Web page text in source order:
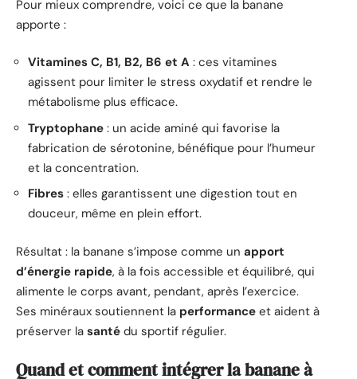
Pour mieux comprendre, voici ce que la banane
apporte :
Vitamines C, B1, B2, B6 et A : ces vitamines
agissent pour limiter le stress oxydatif et rendre le
métabolisme plus efficace.
Tryptophane : un acide aminé qui favorise la
fabrication de sérotonine, bénéfique pour l’humeur
et la concentration.
Fibres : elles garantissent une digestion tout en
douceur, même en plein effort.
Résultat : la banane s’impose comme un apport
d’énergie rapide, à la fois accessible et équilibré, qui
alimente le corps avant, pendant, après l’exercice.
Ses minéraux soutiennent la performance et aident à
préserver la santé du sportif régulier.
Quand et comment intégrer la banane à